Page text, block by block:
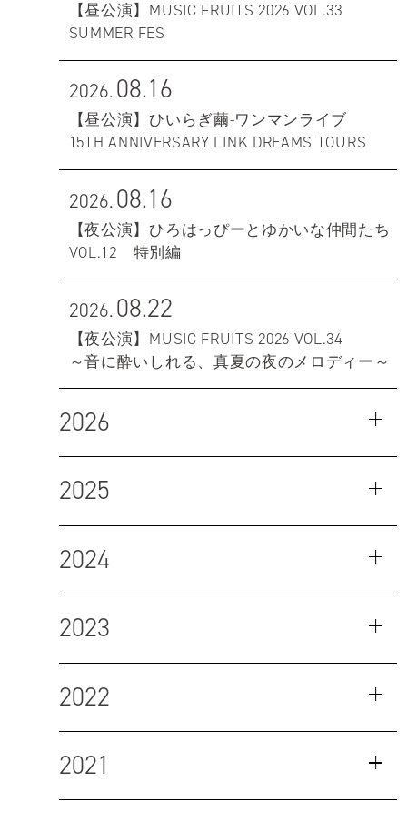
【昼公演】MUSIC FRUITS 2026 VOL.33
SUMMER FES
2026.08.16
【昼公演】ひいらぎ繭-ワンマンライブ
15TH ANNIVERSARY LINK DREAMS TOURS
2026.08.16
【夜公演】ひろはっぴーとゆかいな仲間たち
VOL.12 特別編
2026.08.22
【夜公演】MUSIC FRUITS 2026 VOL.34
～音に酔いしれる、真夏の夜のメロディー～
2026
2025
2024
2023
2022
2021